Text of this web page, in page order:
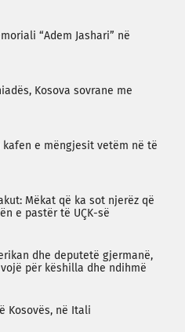
“Adem Jashari” në
Kosova sovrane me
e mëngjesit vetëm në të
Mëkat që ka sot njerëz që
e pastër të UÇK-së
dhe deputetë gjermanë,
për këshilla dhe ndihmë
Kosovës, në Itali